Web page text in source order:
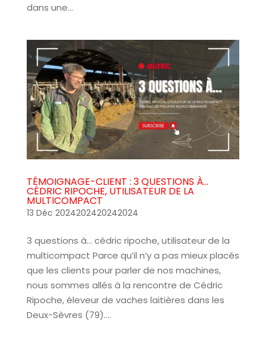
dans une...
TÉMOIGNAGE-CLIENT : 3 QUESTIONS À…
CÉDRIC RIPOCHE, UTILISATEUR DE LA
MULTICOMPACT
13 Déc 2024202420242024
3 questions à… cédric ripoche, utilisateur de la
multicompact Parce qu’il n’y a pas mieux placés
que les clients pour parler de nos machines,
nous sommes allés à la rencontre de Cédric
Ripoche, éleveur de vaches laitières dans les
Deux-Sèvres (79)....